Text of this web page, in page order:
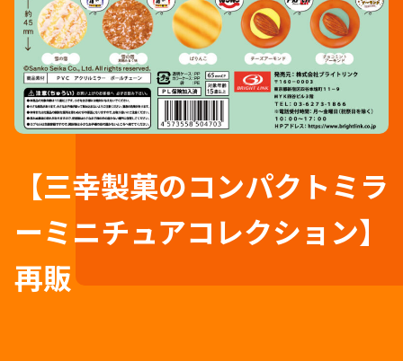
【三幸製菓のコンパクトミラ
ーミニチュアコレクション】
再販